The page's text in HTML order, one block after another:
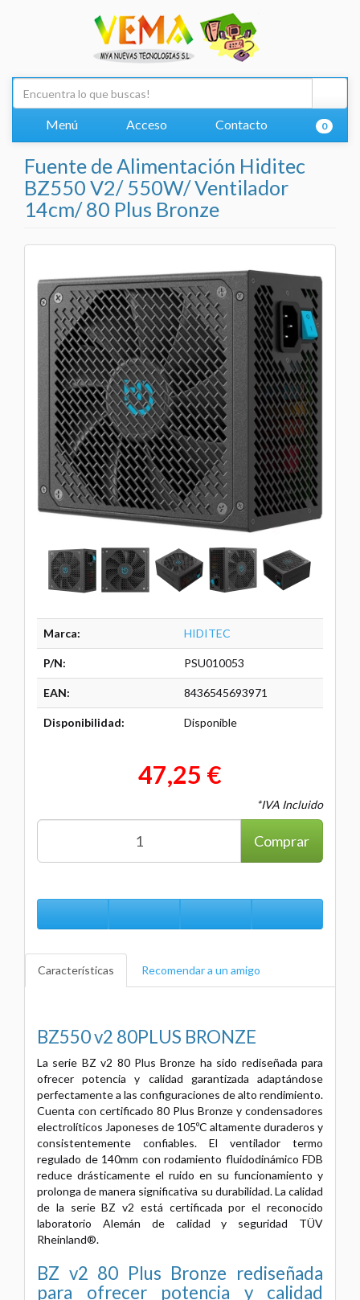
Menú Acceso Contacto 0
Fuente de Alimentación Hiditec
BZ550 V2/ 550W/ Ventilador
14cm/ 80 Plus Bronze
Marca: HIDITEC
P/N: PSU010053
EAN: 8436545693971
Disponibilidad: Disponible
47,25 €
*IVA Incluido
Comprar
Características Recomendar a un amigo
BZ550 v2 80PLUS BRONZE
La serie BZ v2 80 Plus Bronze ha sido rediseñada para
ofrecer potencia y calidad garantizada adaptándose
perfectamente a las configuraciones de alto rendimiento.
Cuenta con certificado 80 Plus Bronze y condensadores
electrolíticos Japoneses de 105ºC altamente duraderos y
consistentemente confiables. El ventilador termo
regulado de 140mm con rodamiento fluidodinámico FDB
reduce drásticamente el ruido en su funcionamiento y
prolonga de manera significativa su durabilidad. La calidad
de la serie BZ v2 está certificada por el reconocido
laboratorio Alemán de calidad y seguridad TÜV
Rheinland®.
BZ v2 80 Plus Bronze rediseñada
para ofrecer potencia y calidad